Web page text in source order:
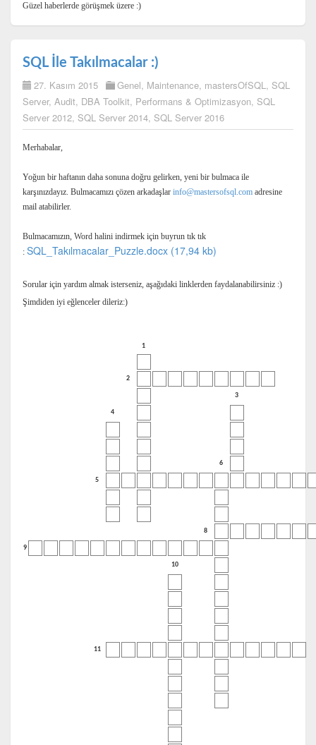
Güzel haberlerde görüşmek üzere :)
SQL İle Takılmacalar :)
27. Kasım 2015 Genel, Maintenance, mastersOfSQL, SQL
Server, Audit, DBA Toolkit, Performans & Optimizasyon, SQL
Server 2012, SQL Server 2014, SQL Server 2016
Merhabalar,
Yoğun bir haftanın daha sonuna doğru gelirken, yeni bir bulmaca ile
karşınızdayız. Bulmacamızı çözen arkadaşlar info@mastersofsql.comadresine
mail atabilirler.
Bulmacamızın, Word halini indirmek için buyrun tık tık
: SQL_Takılmacalar_Puzzle.docx (17,94 kb)
Sorular için yardım almak isterseniz, aşağıdaki linklerden faydalanabilirsiniz :)
Şimdiden iyi eğlenceler dileriz:)
1
2
3
4
6
5
8
9
10
11